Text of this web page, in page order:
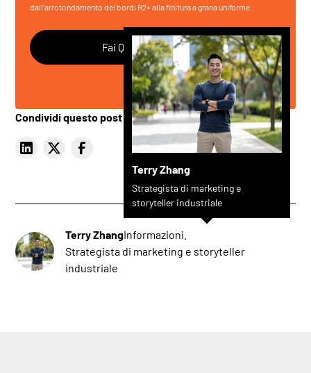
dall'arrotondamento dei bordi R2+ alla finitura a grana uniforme.
Fai Qualsiasi Domanda
Condividi questo post
Terry Zhang
Terry Zhang
Strategista di marketing e
storyteller industriale
Informazioni.
Strategista di marketing e storyteller
industriale